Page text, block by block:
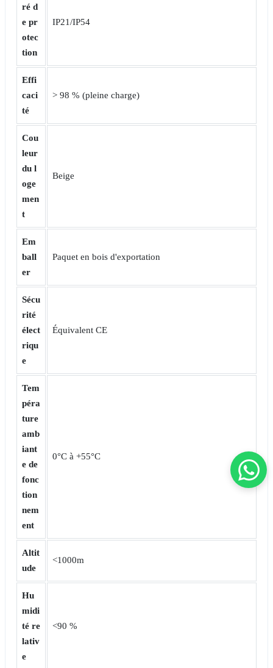
ré d
e pr
otec
tion
IP21/IP54
Effi
caci
té
> 98 % (pleine charge)
Cou
leur
du l
oge
men
t
Beige
Em
ball
er
Paquet en bois d'exportation
Sécu
rité
élect
riqu
e
Équivalent CE
Tem
péra
ture
amb
iant
e de
fonc
tion
nem
ent
0°C à +55°C
Altit
ude
<1000m
Hu
midi
té re
lativ
e
<90 %